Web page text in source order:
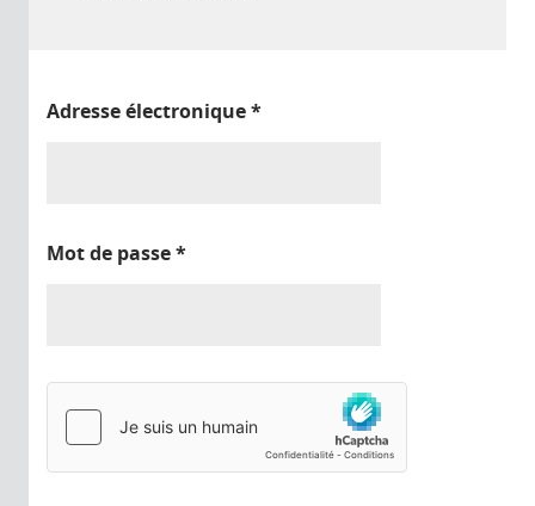
Adresse électronique*
Mot de passe*